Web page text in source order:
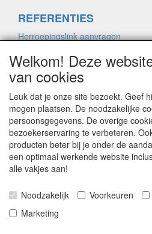
REFERENTIES
Herroepingslink aanvragen
ALGEMENE
Herroepingslink aanvragen
PRIVACYVERKLARING
Herroepingslink aanvragen
CONTACT
Herroepingslink aanvragen
Welkom! Deze
van cookies
Leuk dat je onze site bezoekt. Geef
mogen plaatsen. De noodzakelijke
persoonsgegevens. De overige
bezoekerservaring te verbeteren.
producten beter bij je onder de
een optimaal werkende website
alle vakjes aan!
Noodzakelijk Voorkeuren
Marketing